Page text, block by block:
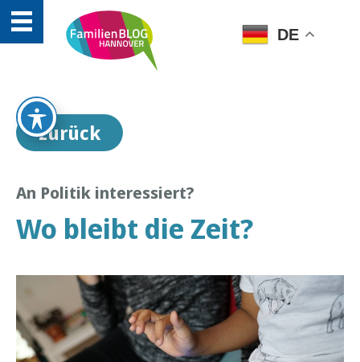
DE
zurück
An Politik interessiert?
Wo bleibt die Zeit?